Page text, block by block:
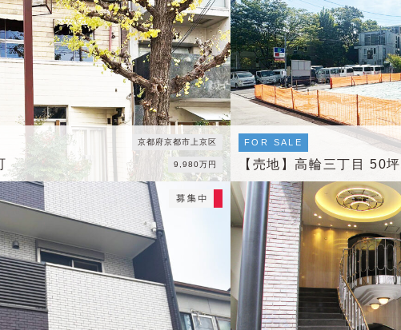
京都府京都市上京区
9,980万円
FOR SALE
【売地】高輪三丁目 50坪